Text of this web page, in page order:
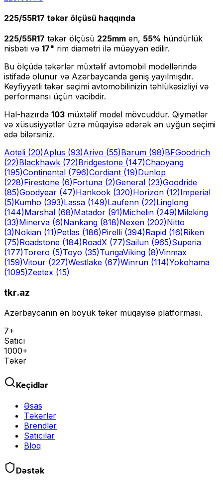
225/55R17 təkər ölçüsü haqqında
225/55R17 təkər ölçüsü 225mm en, 55% hündürlük
nisbəti və 17" rim diametri ilə müəyyən edilir.
Bu ölçüdə təkərlər müxtəlif avtomobil modellərində
istifadə olunur və Azərbaycanda geniş yayılmışdır.
Keyfiyyətli təkər seçimi avtomobilinizin təhlükəsizliyi və
performansı üçün vacibdir.
Hal-hazırda 103 müxtəlif model mövcuddur. Qiymətlər
və xüsusiyyətlər üzrə müqayisə edərək ən uyğun seçimi
edə bilərsiniz.
Aoteli (20)Aplus (93)Arivo (55)Barum (98)BFGoodrich
(22)Blackhawk (72)Bridgestone (147)Chaoyang
(195)Continental (796)Cordiant (19)Dunlop
(228)Firestone (6)Fortuna (2)General (23)Goodride
(85)Goodyear (47)Hankook (320)Horizon (12)Imperial
(5)Kumho (393)Lassa (149)Laufenn (22)Linglong
(144)Marshal (68)Matador (91)Michelin (249)Mileking
(33)Minerva (6)Nankang (818)Nexen (202)Nitto
(3)Nokian (11)Petlas (186)Pirelli (394)Rapid (16)Riken
(75)Roadstone (184)RoadX (77)Sailun (965)Superia
(177)Torero (5)Toyo (35)TungaViking (8)Vinmax
(159)Vitour (227)Westlake (67)Winrun (114)Yokohama
(1095)Zeetex (15)
tkr.az
Azərbaycanın ən böyük təkər müqayisə platforması.
7+
Satıcı
1000+
Təkər
Keçidlər
Əsas
Təkərlər
Brendlər
Satıcılar
Bloq
Dəstək